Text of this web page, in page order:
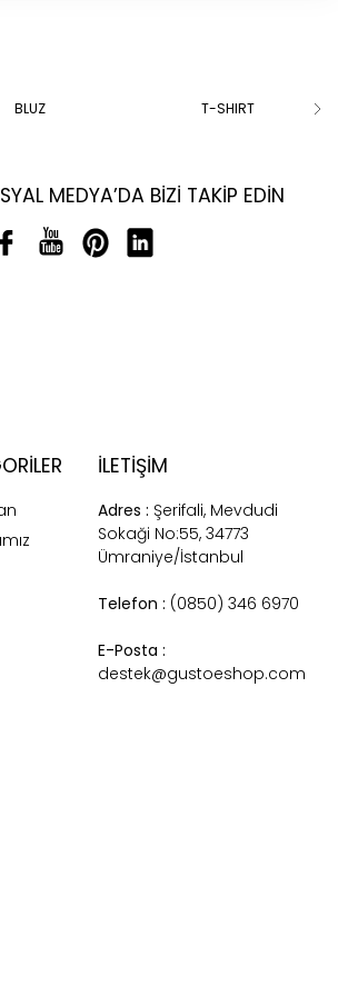
BLUZ T-SHIRT
MEDYA’DA BIZI TAKIP EDIN
İLETİŞİM
Adres : Şerifali, Mevdudi
Sokaği No:55, 34773
Ümraniye/İstanbul
Telefon : (0850) 346 6970
E-Posta :
destek@gustoeshop.com